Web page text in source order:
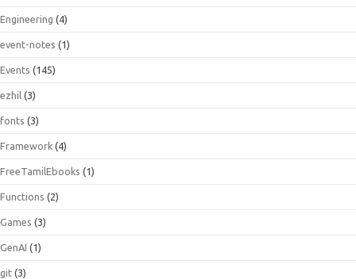
Engineering (4)
event-notes (1)
Events (145)
ezhil (3)
fonts (3)
Framework (4)
FreeTamilEbooks (1)
Functions (2)
Games (3)
GenAI (1)
git (3)